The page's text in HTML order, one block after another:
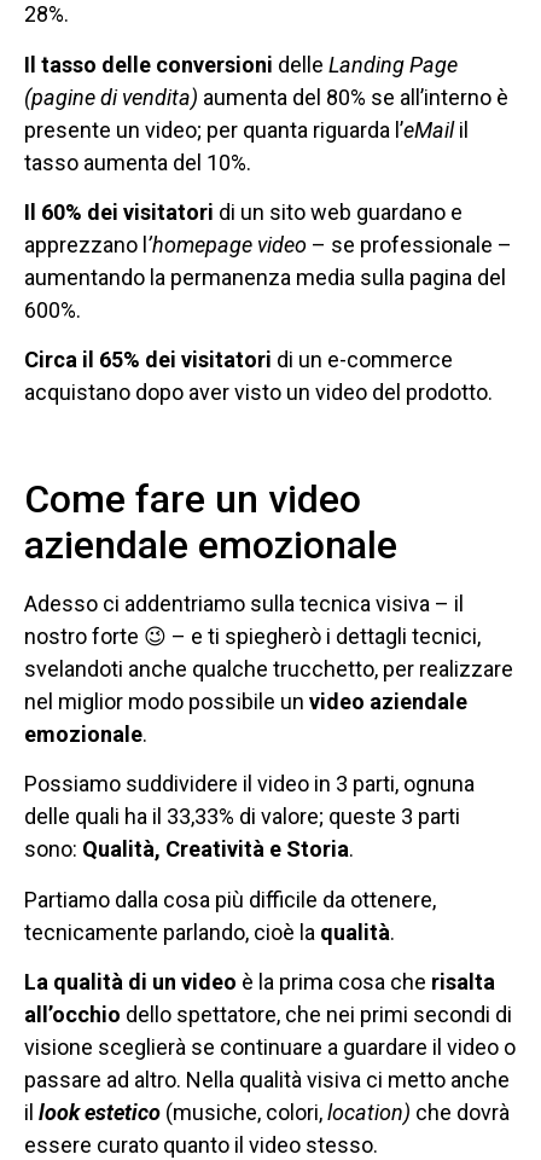
28%.
Il tasso delle conversioni delle Landing Page
(pagine di vendita) aumenta del 80% se all’interno è
presente un video; per quanta riguarda l’eMailil
tasso aumenta del 10%.
Il 60% dei visitatori di un sito web guardano e
apprezzano l ’homepage video – se professionale –
aumentando la permanenza media sulla pagina del
600%.
Circa il 65% dei visitatori di un e-commerce
acquistano dopo aver visto un video del prodotto.
Come fare un video
aziendale emozionale
Adesso ci addentriamo sulla tecnica visiva – il
nostro forte 😉 – e ti spiegherò i dettagli tecnici,
svelandoti anche qualche trucchetto, per realizzare
nel miglior modo possibile un video aziendale
emozionale.
Possiamo suddividere il video in 3 parti, ognuna
delle quali ha il 33,33% di valore; queste 3 parti
sono: Qualità, Creatività e Storia.
Partiamo dalla cosa più difficile da ottenere,
tecnicamente parlando, cioè la qualità.
La qualità di un video è la prima cosa che risalta
all’occhio dello spettatore, che nei primi secondi di
visione sceglierà se continuare a guardare il video o
passare ad altro. Nella qualità visiva ci metto anche
il lookestetico (musiche, colori,location) che dovrà
essere curato quanto il video stesso.